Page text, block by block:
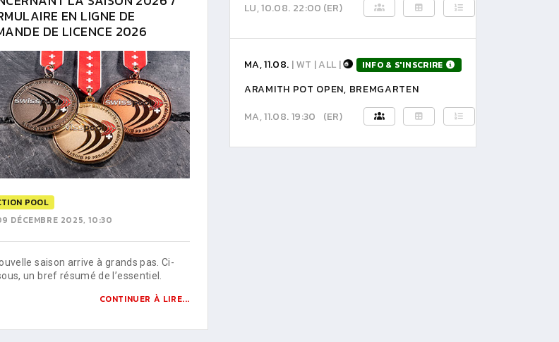
EN LIGNE DE
DE LICENCE 2026
POOL
DÉCEMBRE 2025, 10:30
saison arrive à grands pas. Ci-
un bref résumé de l’essentiel.
CONTINUER À LIRE...
LU, 10.08. 22:00 (ER)
MA, 11.08. | WT | ALL | INFO & S'INSCRIRE
ARAMITH POT OPEN, BREMGARTEN
MA, 11.08. 19:30
(ER)